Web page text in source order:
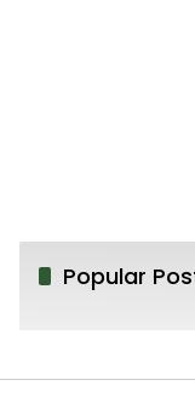
Popular